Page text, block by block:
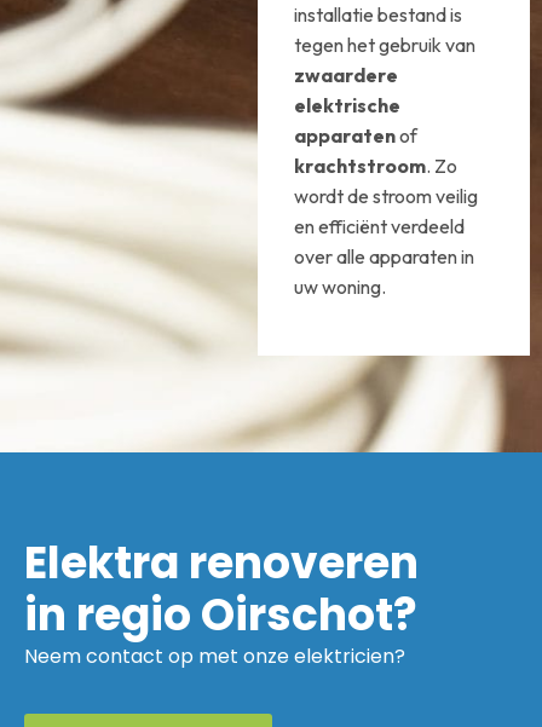
installatie bestand is
tegen het gebruik van
zwaardere
elektrische
apparatenof
krachtstroom. Zo
wordt de stroom veilig
en efficiënt verdeeld
over alle apparaten in
uw woning.
Elektra renoveren
in regio Oirschot?
Neem contact op met onze elektricien?